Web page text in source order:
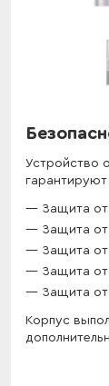
Устройство
Защита
Защита от
Защита от
Защита от
Защита
Корпус